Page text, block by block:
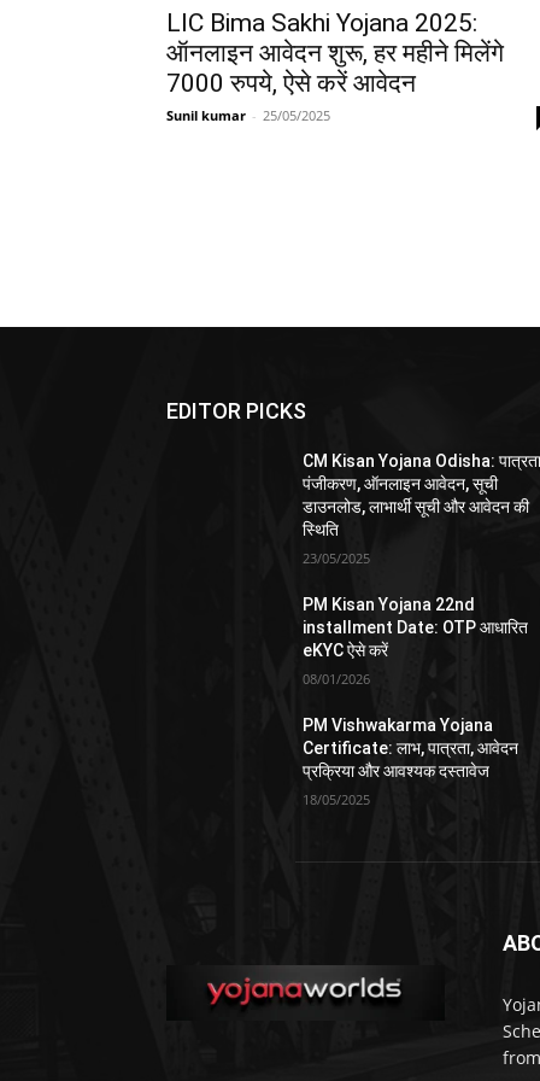
LIC Bima Sakhi Yojana 2025:
ऑनलाइन आवेदन शुरू, हर महीने मिलेंगे
7000 रुपये, ऐसे करें आवेदन
Sunil kumar - 25/05/2025
EDITOR PICKS
CM Kisan Yojana Odisha:
पंजीकरण, ऑनलाइन आवेदन, सूची
डाउनलोड, लाभार्थी सूची और आवेदन की
स्थिति
23/05/2025
PM Kisan Yojana 22nd
installment Date: OTP आधारित
eKYC ऐसे करें
08/01/2026
PM Vishwakarma Yojana
Certificate: लाभ, पात्रता, आवेदन
प्रक्रिया और आवश्यक दस्तावेज
18/05/2025